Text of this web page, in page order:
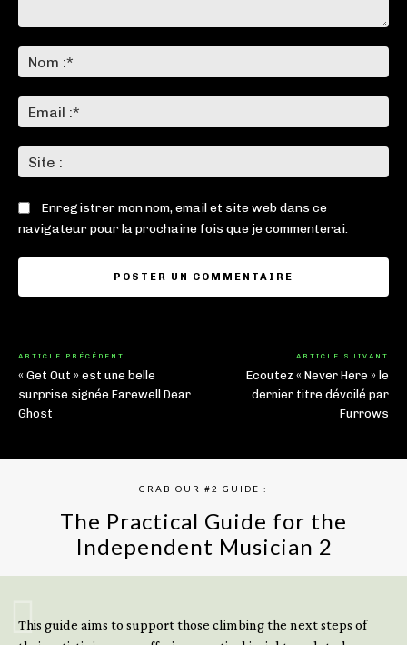
:*
:*
:
Enregistrer mon nom, email et site web dans ce
navigateur pour la prochaine fois que je commenterai.
ARTICLE PRÉCÉDENT
« Get Out » est une belle
surprise signée Farewell Dear
Ghost
ARTICLE SUIVANT
Ecoutez « Never Here » le
dernier titre dévoilé par
Furrows
GRAB OUR #2 GUIDE :
The Practical Guide for the
Independent Musician 2
This guide aims to support those climbing the next steps of